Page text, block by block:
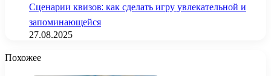
Сценарии квизов: как сделать игру увлекательной и
запоминающейся
27.08.2025
Похожее